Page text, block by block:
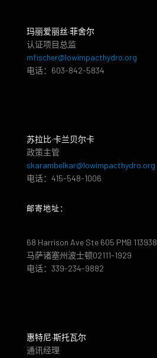
玛丽爱丽丝·菲舍尔
认证项目总监
mfischer@lowimpacthydro.org
电话：603-842-5834
苏拉比·卡兰贝尔卡
政策主管
skarambelkar@lowimpacthydro.org
电话：415-548-1006
邮寄地址：
68 Harrison Ave Ste 605 PMB 113938
马萨诸塞州波士顿02111-1929
电话：339-234-9882
惠特尼·斯托瓦尔
通讯经理